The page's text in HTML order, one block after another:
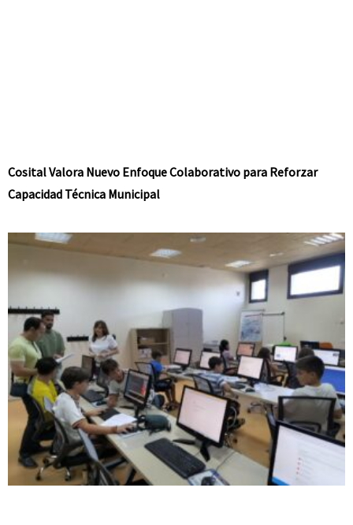
Cosital Valora Nuevo Enfoque Colaborativo para Reforzar
Capacidad Técnica Municipal